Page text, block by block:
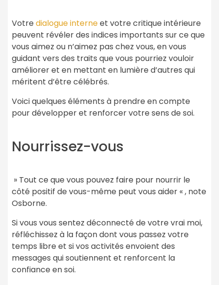
Votre dialogue interneet votre critique intérieure
peuvent révéler des indices importants sur ce que
vous aimez ou n’aimez pas chez vous, en vous
guidant vers des traits que vous pourriez vouloir
améliorer et en mettant en lumière d’autres qui
méritent d’être célébrés.
Voici quelques éléments à prendre en compte
pour développer et renforcer votre sens de soi.
Nourrissez-vous
» Tout ce que vous pouvez faire pour nourrir le
côté positif de vous-même peut vous aider « , note
Osborne.
Si vous vous sentez déconnecté de votre vrai moi,
réfléchissez à la façon dont vous passez votre
temps libre et si vos activités envoient des
messages qui soutiennent et renforcent la
confiance en soi.